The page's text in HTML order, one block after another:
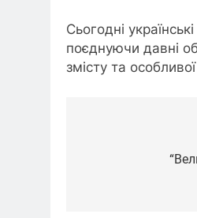
Сьогодні
поєднуючи давні
змісту та